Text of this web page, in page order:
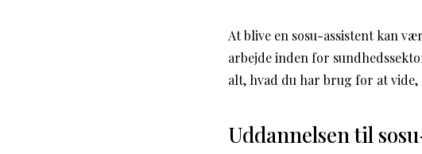
At blive en sosu-assistent kan
arbejde inden for
alt, hvad du har brug for at vide,
Uddannelsen til